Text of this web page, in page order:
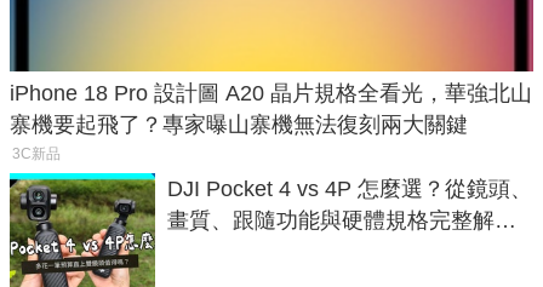
iPhone 18 Pro 設計圖 A20 晶片規格全看光，華強北山
寨機要起飛了？專家曝山寨機無法復刻兩大關鍵
3C新品
DJI Pocket 4 vs 4P 怎麼選？從鏡頭、
畫質、跟隨功能與硬體規格完整解